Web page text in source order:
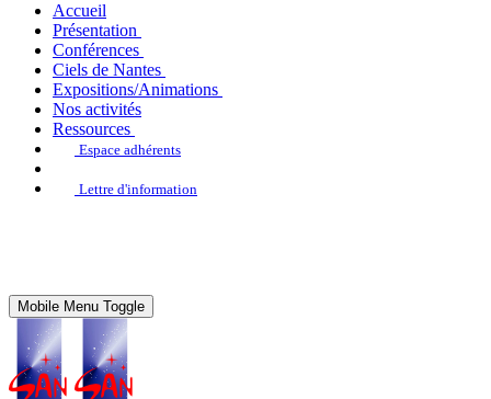
Accueil
Présentation
Conférences
Ciels de Nantes
Expositions/Animations
Nos activités
Ressources
Espace adhérents
Lettre d'information
Mobile Menu Toggle